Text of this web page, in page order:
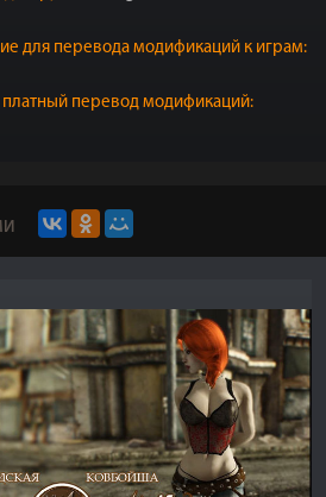
для перевода модификаций к играм:
перевод модификаций: